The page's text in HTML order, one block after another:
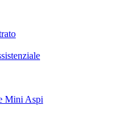
Mini Aspi